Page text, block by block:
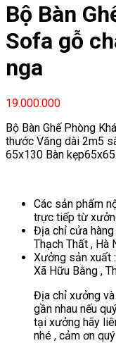
Bộ Bàn
Sofa gỗ
nga
19.000.000
Bộ Bàn Ghế Phòng
thước Văng dài 2m5
65x130 Bàn
Các sản phẩm
trực tiếp từ
Địa chỉ cửa hàng
Thạch Thất , Hà
Xưởng sản xuất
Xã Hữu Bằng ,
Địa chỉ xưởng
gần nhau nếu
tại xưởng hãy
nhé , cảm ơn